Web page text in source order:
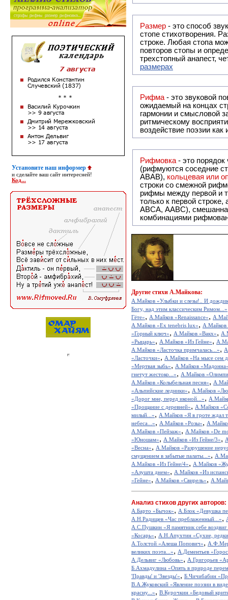
Установите наш информер
и сделайте ваш сайт интересней!
Код...
Размер - это способ
стопе стихотворения.
строке. Любая стопа
повторов стопы и
трехстопный анапест,
размерах
Рифма - это звуковой повтор, традиционно используемый в поэзии и, как
ожидаемый на концах
гармонии и смысловой
ритмическому
воздействие поэзии
Рифмовка - это
(рифмуются соседние
ABAB), кольцевая или
строки со смежной
рифмы между первой и
только к первой
ABCA, AABC), смешанная или вольная рифмовка (рифмовка в сложных строфах с различными
комбинациями
Другие стихи А.Майкова:
А.Майков «Улыбки и слезы!.. И
Богу, над этим классическим Римом...»
Гёте», А.Майков «Renaissance»,
А.Майков «Ex tenebris lux»,
«Горный ключ», А.Майков «Вакх»,
«Рыцарь», А.Майков «Из Гейне»,
А.Майков «Ласточка примчалась...»,
«Ласточки», А.Майков «На мысе сем
«Мертвая зыбь», А.Майков
гнетут жестоко...», А.Майков
А.Майков «Колыбельная песня»,
«Альпийские ледники», А.Майков
«Дорог мне, перед иконой...»,
«Прощание с деревней», А.Майков
милый...», А.Майков «Я в гроте ждал
небеса...», А.Майков «Розы»,
А.Майков «Пейзаж», А.Майков «De
«Юношам», А.Майков «Из Гейне/3»,
«Весна», А.Майков «Разрушение
смущением в забытые палаты...»,
А.Майков «Из Гейне/4», А.Майков
«Алушта днем», А.Майков «Из
«Гейне», А.Майков «Свирель»,
Анализ стихов других авторов:
А.Барто «Бычок», А.Блок «Девушка
А.Н.Радищев «Час преблаженный...»,
А.С.Пушкин «Я памятник себе
«Косарь», А.Н.Апухтин «Сухие,
А.Толстой «Алеша Попович»,
великих поэта...», А.Дементьев
А.Дельвиг «Любовь», А.Григорьев
Б.Ахмадулина «Опять в природе
'Правды' и 'Звезды'», Б.Чичибабин
В.А.Жуковский «Явление поэзии в
красну...», В.Курочкин «Бедовый